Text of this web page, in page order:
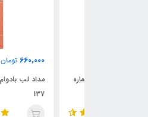
تومان
مداد لب بادوام لچیک